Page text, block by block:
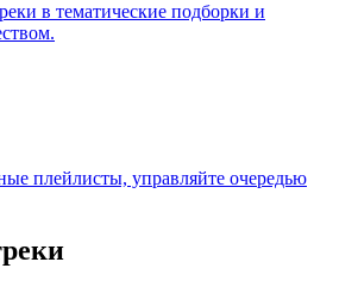
в тематические подборки и
плейлисты, управляйте очередью